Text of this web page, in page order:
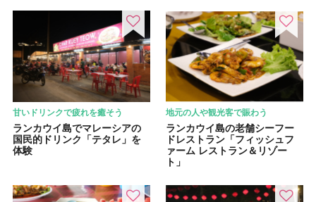
甘いドリンクで疲れを癒そう
ランカウイ島でマレーシアの
国民的ドリンク「テタレ」を
体験
地元の人や観光客で賑わう
ランカウイ島の老舗シーフー
ドレストラン「フィッシュフ
ァーム レストラン＆リゾー
ト」